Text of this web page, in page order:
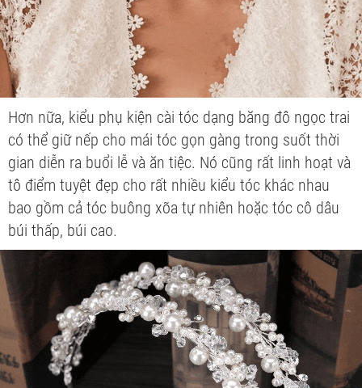
Hơn nữa, kiểu phụ kiện cài tóc dạng băng đô ngọc trai
có thể giữ nếp cho mái tóc gọn gàng trong suốt thời
gian diễn ra buổi lễ và ăn tiệc. Nó cũng rất linh hoạt và
tô điểm tuyệt đẹp cho rất nhiều kiểu tóc khác nhau
bao gồm cả tóc buông xõa tự nhiên hoặc tóc cô dâu
búi thấp, búi cao.